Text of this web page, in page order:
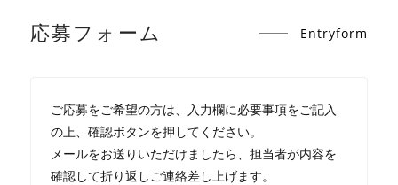
応募フォーム Entryform
ご応募をご希望の方は、入力欄に必要事項をご記入
の上、確認ボタンを押してください。
メールをお送りいただけましたら、担当者が内容を
確認して折り返しご連絡差し上げます。